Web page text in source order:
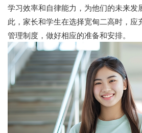
学习效率和自律能力，为他们的未来发
此，家长和学生在选择宽甸二高时，应
管理制度，做好相应的准备和安排。